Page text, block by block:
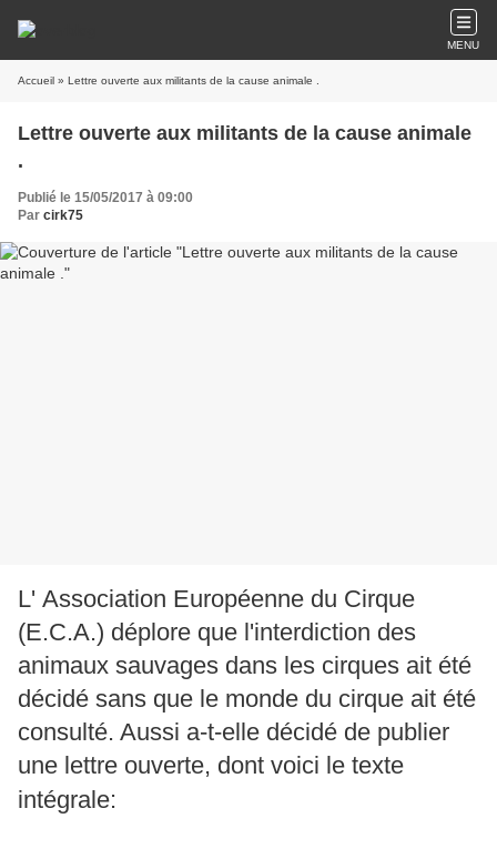
MENU
Accueil » Lettre ouverte aux militants de la cause animale .
Lettre ouverte aux militants de la cause animale
.
Publié le 15/05/2017 à 09:00
Par cirk75
L' Association Européenne du Cirque
(E.C.A.) déplore que l'interdiction des
animaux sauvages dans les cirques ait été
décidé sans que le monde du cirque ait été
consulté. Aussi a-t-elle décidé de publier
une lettre ouverte, dont voici le texte
intégrale: